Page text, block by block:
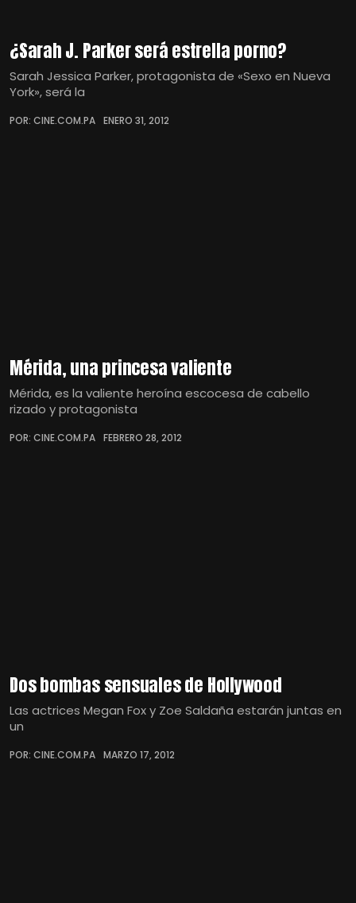
¿Sarah J. Parker será estrella porno?
Sarah Jessica Parker, protagonista de «Sexo en Nueva
York», será la
POR: CINE.COM.PA ENERO 31, 2012
Mérida, una princesa valiente
Mérida, es la valiente heroína escocesa de cabello
rizado y protagonista
POR: CINE.COM.PA FEBRERO 28, 2012
Dos bombas sensuales de Hollywood
Las actrices Megan Fox y Zoe Saldaña estarán juntas en
un
POR: CINE.COM.PA MARZO 17, 2012